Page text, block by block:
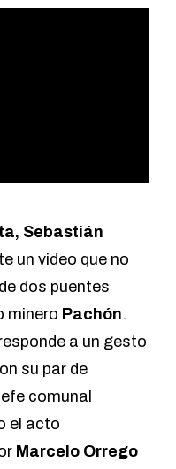
Sebastián
un video que no
dos puentes
minero Pachón.
a un gesto
su par de
comunal
el acto
Marcelo Orrego